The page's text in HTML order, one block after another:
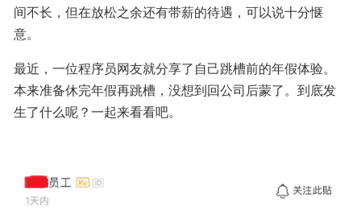
间不长，但在放松之余还有带薪的待遇，可以说十分惬
意。
最近，一位程序员网友就分享了自己跳槽前的年假体验。
本来准备休完年假再跳槽，没想到回公司后蒙了。到底发
生了什么呢？一起来看看吧。